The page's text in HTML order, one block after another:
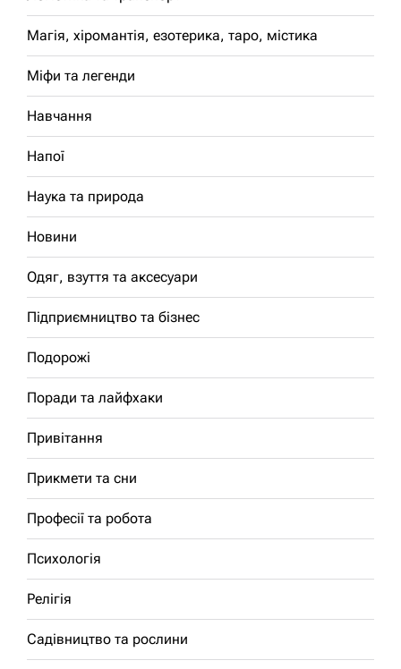
Магія, хіромантія, езотерика, таро, містика
Міфи та легенди
Навчання
Напої
Наука та природа
Новини
Одяг, взуття та аксесуари
Підприємництво та бізнес
Подорожі
Поради та лайфхаки
Привітання
Прикмети та сни
Професії та робота
Психологія
Релігія
Садівництво та рослини